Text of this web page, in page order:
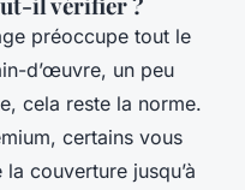
préoccupe tout le
d’œuvre, un peu
cela reste la norme.
certains vous
couverture jusqu’à